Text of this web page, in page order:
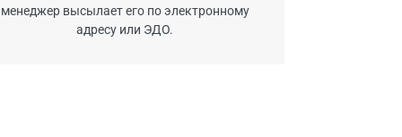
менеджер высылает его по электронному
адресу или ЭДО.